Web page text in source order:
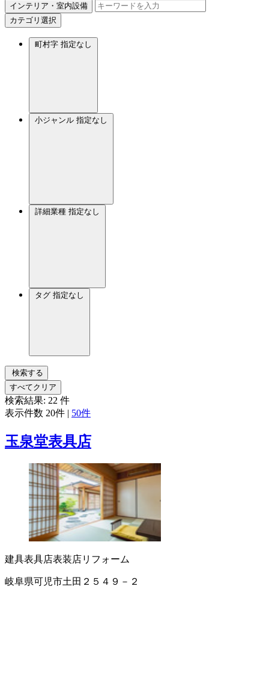
インテリア・室内設備
カテゴリ選択
町村字 指定なし
小ジャンル 指定なし
詳細業種 指定なし
タグ 指定なし
検索する
すべてクリア
検索結果: 22 件
表示件数 20件 | 50件
玉泉堂表具店
建具表具店表装店リフォーム
岐阜県可児市土田２５４９－２